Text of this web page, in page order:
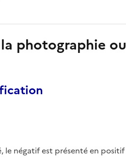
photographie
le négatif est présenté en